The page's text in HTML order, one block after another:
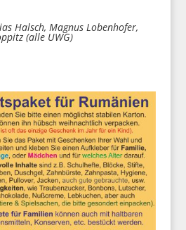
Halsch, Magnus Lobenhofer,
(alle UWG)